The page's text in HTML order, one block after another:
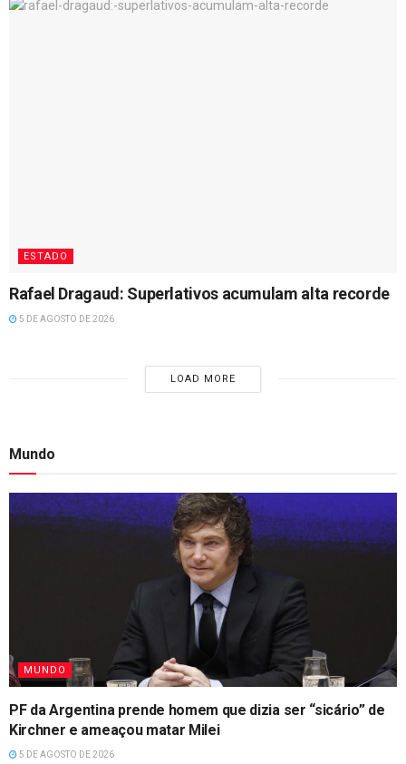
ESTADO
Rafael Dragaud: Superlativos acumulam alta recorde
5 DE AGOSTO DE 2026
LOAD MORE
Mundo
MUNDO
PF da Argentina prende homem que dizia ser “sicário” de
Kirchner e ameaçou matar Milei
5 DE AGOSTO DE 2026